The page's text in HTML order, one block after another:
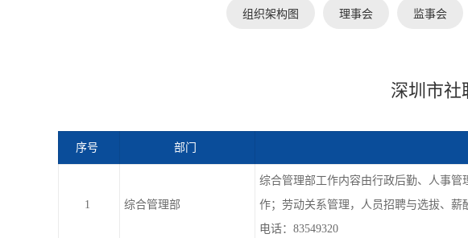
组织架构图 理事会 监事会
深圳市社
序号 部门
1 综合管理部
综合管理部工作内容由行政后勤、人事
作；劳动关系管理，人员招聘与选拔、薪
电话：83549320